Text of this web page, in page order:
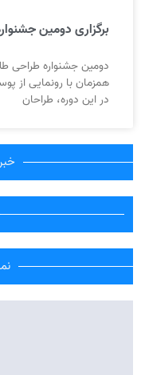
برگزاری دومین
دومین جشنواره طراحی
همزمان با رونمایی از
در این دوره، طراحان